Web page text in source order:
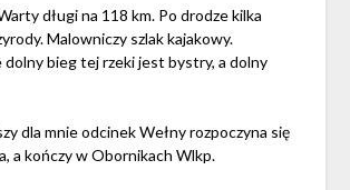
długi na 118 km. Po drodze kilka
Malowniczy szlak kajakowy.
dolny bieg tej rzeki jest bystry, a dolny
dla mnie odcinek Wełny rozpoczyna się
a kończy w Obornikach Wlkp.